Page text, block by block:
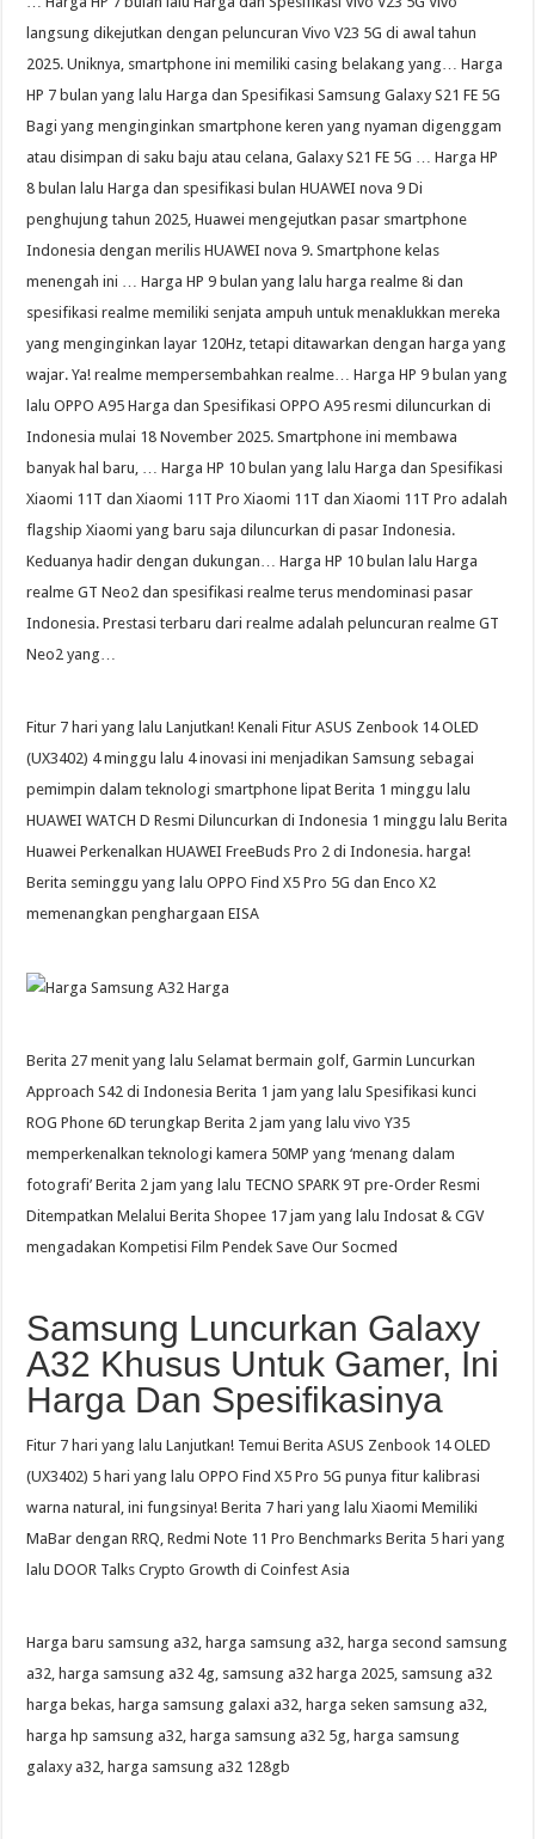
langsung dikejutkan dengan peluncuran Vivo V23 5G di awal tahun
2025. Uniknya, smartphone ini memiliki casing belakang yang… Harga
HP 7 bulan yang lalu Harga dan Spesifikasi Samsung Galaxy S21 FE 5G
Bagi yang menginginkan smartphone keren yang nyaman digenggam
atau disimpan di saku baju atau celana, Galaxy S21 FE 5G … Harga HP
8 bulan lalu Harga dan spesifikasi bulan HUAWEI nova 9 Di
penghujung tahun 2025, Huawei mengejutkan pasar smartphone
Indonesia dengan merilis HUAWEI nova 9. Smartphone kelas
menengah ini … Harga HP 9 bulan yang lalu harga realme 8i dan
spesifikasi realme memiliki senjata ampuh untuk menaklukkan mereka
yang menginginkan layar 120Hz, tetapi ditawarkan dengan harga yang
wajar. Ya! realme mempersembahkan realme… Harga HP 9 bulan yang
lalu OPPO A95 Harga dan Spesifikasi OPPO A95 resmi diluncurkan di
Indonesia mulai 18 November 2025. Smartphone ini membawa
banyak hal baru, … Harga HP 10 bulan yang lalu Harga dan Spesifikasi
Xiaomi 11T dan Xiaomi 11T Pro Xiaomi 11T dan Xiaomi 11T Pro adalah
flagship Xiaomi yang baru saja diluncurkan di pasar Indonesia.
Keduanya hadir dengan dukungan… Harga HP 10 bulan lalu Harga
realme GT Neo2 dan spesifikasi realme terus mendominasi pasar
Indonesia. Prestasi terbaru dari realme adalah peluncuran realme GT
Neo2 yang…
Fitur 7 hari yang lalu Lanjutkan! Kenali Fitur ASUS Zenbook 14 OLED
(UX3402) 4 minggu lalu 4 inovasi ini menjadikan Samsung sebagai
pemimpin dalam teknologi smartphone lipat Berita 1 minggu lalu
HUAWEI WATCH D Resmi Diluncurkan di Indonesia 1 minggu lalu Berita
Huawei Perkenalkan HUAWEI FreeBuds Pro 2 di Indonesia. harga!
Berita seminggu yang lalu OPPO Find X5 Pro 5G dan Enco X2
memenangkan penghargaan EISA
Berita 27 menit yang lalu Selamat bermain golf, Garmin Luncurkan
Approach S42 di Indonesia Berita 1 jam yang lalu Spesifikasi kunci
ROG Phone 6D terungkap Berita 2 jam yang lalu vivo Y35
memperkenalkan teknologi kamera 50MP yang ‘menang dalam
fotografi’ Berita 2 jam yang lalu TECNO SPARK 9T pre-Order Resmi
Ditempatkan Melalui Berita Shopee 17 jam yang lalu Indosat & CGV
mengadakan Kompetisi Film Pendek Save Our Socmed
Samsung Luncurkan Galaxy
A32 Khusus Untuk Gamer, Ini
Harga Dan Spesifikasinya
Fitur 7 hari yang lalu Lanjutkan! Temui Berita ASUS Zenbook 14 OLED
(UX3402) 5 hari yang lalu OPPO Find X5 Pro 5G punya fitur kalibrasi
warna natural, ini fungsinya! Berita 7 hari yang lalu Xiaomi Memiliki
MaBar dengan RRQ, Redmi Note 11 Pro Benchmarks Berita 5 hari yang
lalu DOOR Talks Crypto Growth di Coinfest Asia
Harga baru samsung a32, harga samsung a32, harga second samsung
a32, harga samsung a32 4g, samsung a32 harga 2025, samsung a32
harga bekas, harga samsung galaxi a32, harga seken samsung a32,
harga hp samsung a32, harga samsung a32 5g, harga samsung
galaxy a32, harga samsung a32 128gb